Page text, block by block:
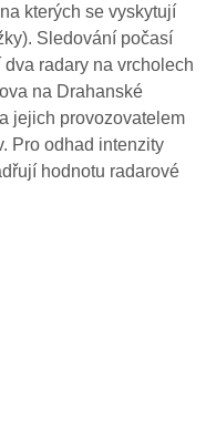
kterých se vyskytují
Sledování počasí
radary na vrcholech
na Drahanské
jejich provozovatelem
Pro odhad intenzity
hodnotu radarové